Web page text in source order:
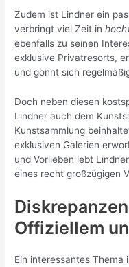
Zudem ist Lindner ein
verbringt viel Zeit in
ebenfalls zu seinen
exklusive Privatresorts,
und gönnt sich
Doch neben diesen
Lindner auch dem
Kunstsammlung
exklusiven Galerien
und Vorlieben lebt
eines recht großzügigen
Offiziellem
Ein interessantes Thema